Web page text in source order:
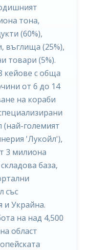
тона,
(60%),
въглища (25%),
товари (5%).
кейове с обща
от 6 до 14
на кораби
големият
'Лукойл'),
3 милиона
база,
със
и Украйна.
на над 4,500
област